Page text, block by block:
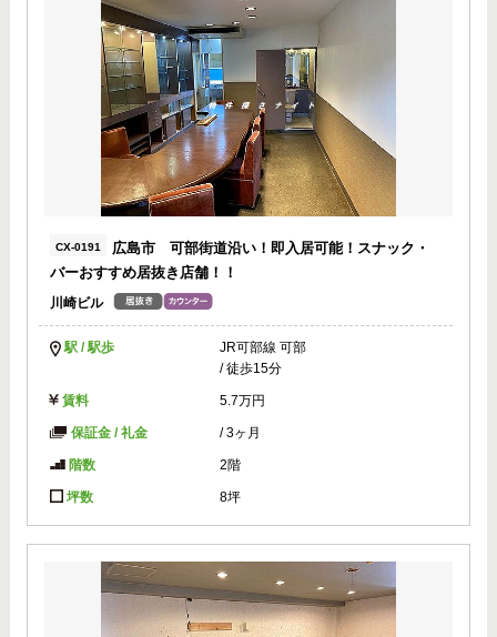
CX-0191
広島市 可部街道沿い！即入居可能！スナック・
バーおすすめ居抜き店舗！！
川崎ビル
駅 / 駅歩
JR可部線 可部
/ 徒歩15分
賃料 5.7万円
保証金 / 礼金 /3ヶ月
階数 2階
坪数 8坪